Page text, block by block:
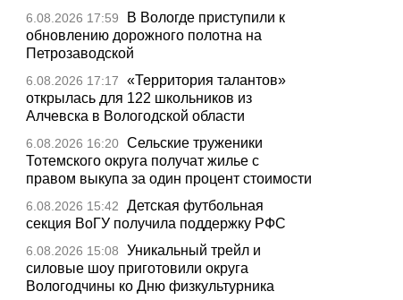
6.08.2026 17:59
В Вологде приступили к
обновлению дорожного полотна на
Петрозаводской
6.08.2026 17:17
«Территория талантов»
открылась для 122 школьников из
Алчевска в Вологодской области
6.08.2026 16:20 Сельские труженики
Тотемского округа получат жилье с
правом выкупа за один процент стоимости
6.08.2026 15:42
Детская футбольная
секция ВоГУ получила поддержку РФС
6.08.2026 15:08
Уникальный трейл и
силовые шоу приготовили округа
Вологодчины ко Дню физкультурника